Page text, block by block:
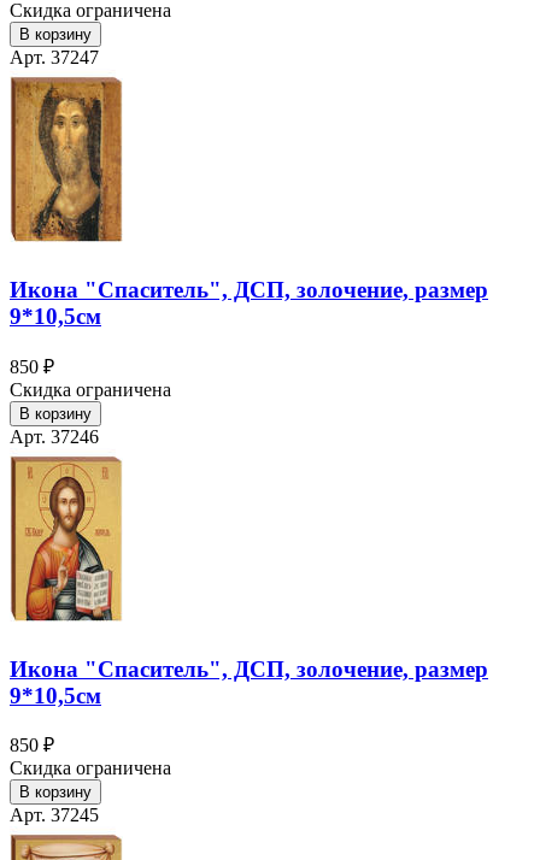
Скидка ограничена
В корзину
Арт. 37247
Икона "Спаситель", ДСП, золочение, размер
9*10,5см
850 ₽
Скидка ограничена
В корзину
Арт. 37246
Икона "Спаситель", ДСП, золочение, размер
9*10,5см
850 ₽
Скидка ограничена
В корзину
Арт. 37245